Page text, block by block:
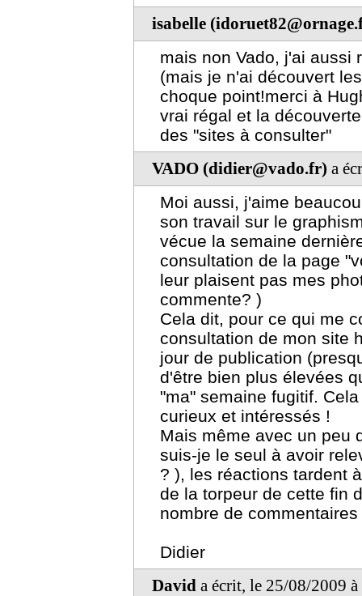
isabelle
mais non Vado, j'ai aussi
(mais je n'ai découvert
choque point!merci à
vrai régal et la
des "sites à consulter"
VADO (didier@vado.fr) a
Moi aussi, j'aime
son travail sur le
vécue la semaine
consultation de la page
leur plaisent pas mes
commente? )
Cela dit, pour ce qui me
consultation de mon site
jour de publication
d'être bien plus élevées
"ma" semaine fugitif.
curieux et intéressés !
Mais même avec un peu
suis-je le seul à avoir
? ), les réactions tardent
de la torpeur de cette fin
nombre de commentaires
Didier
David a écrit, le 25/08/2009